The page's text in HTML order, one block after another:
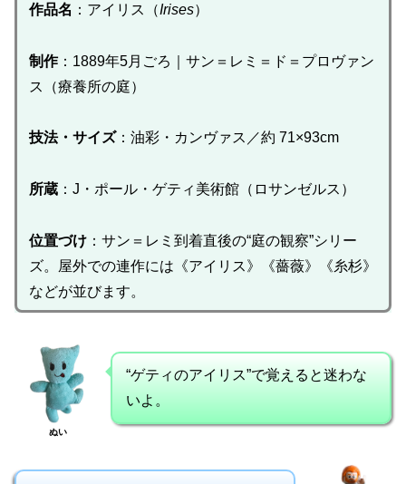
作品名 ：アイリス（Irises）
制作：1889年5月ごろ｜サン＝レミ＝ド＝プロヴァン
ス（療養所の庭）
技法・サイズ：油彩・カンヴァス／約 71×93cm
所蔵：J・ポール・ゲティ美術館（ロサンゼルス）
位置づけ：サン＝レミ到着直後の“庭の観察”シリー
ズ。屋外での連作には《アイリス》《薔薇》《糸杉》
などが並びます。
ぬい
“ゲティのアイリス”で覚えると迷わな
いよ。